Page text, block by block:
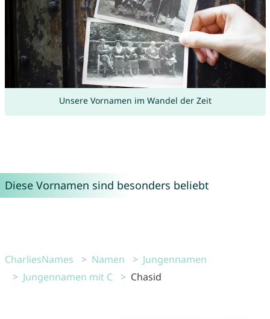
Unsere Vornamen im Wandel der Zeit
Diese Vornamen sind besonders beliebt
CharliesNames Namen
Jungennamen
Jungennamen mit C
Chasid